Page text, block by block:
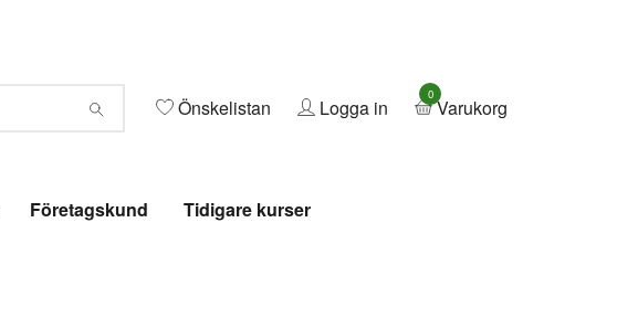
Önskelistan Logga in
0
Varukorg
Företagskund Tidigare kurser